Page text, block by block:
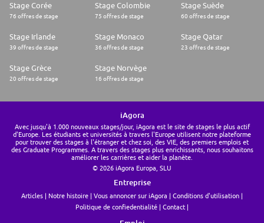
Stage Corée
76 offres de stage
Stage Colombie
75 offres de stage
Stage Suède
60 offres de stage
Stage Irlande
39 offres de stage
Stage Monaco
36 offres de stage
Stage Qatar
23 offres de stage
Stage Grèce
20 offres de stage
Stage Norvège
16 offres de stage
iAgora
Avec jusqu'à 1.000 nouveaux stages/jour, iAgora est le site de stages le plus actif
d'Europe. Les étudiants et universités à travers l'Europe utilisent notre plateforme
pour trouver des stages à l'étranger et chez soi, des VIE, des premiers emplois et
des Graduate Programmes. A travers des stages plus enrichissants, nous souhaitons
améliorer les carrières et aider la planète.
© 2026 iAgora Europa, SLU
Entreprise
Articles Notre histoire Vous annoncer sur iAgora
Conditions d'utilisation
Politique de confiedentialité
Contact